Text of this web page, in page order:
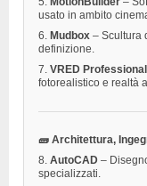
usato in ambito
6. Mudbox – Scultura
definizione.
7. VRED Professional
fotorealistico e realtà
🧱 Architettura,
8. AutoCAD –
specializzati.